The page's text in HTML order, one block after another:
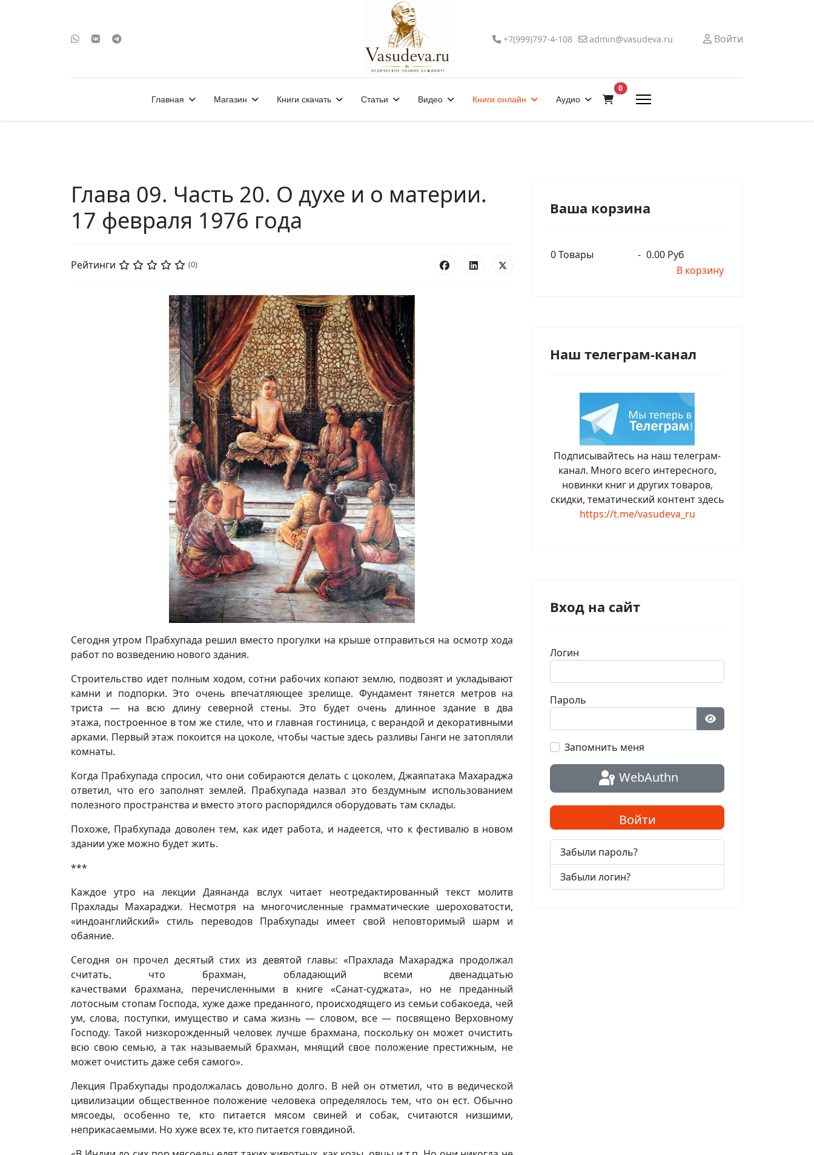
+7(999)797-4-108 admin@vasudeva.ru Войти
Главная Магазин Книги скачать Статьи Видео Книги онлайн Аудио
0В корзину
Глава 09. Часть 20. О духе и о материи.
17 февраля 1976 года
Рейтинги (0)
Сегодня утром Прабхупада решил вместо прогулки на крыше отправиться на осмотр хода
работ по возведению нового здания.
Строительство идет полным ходом, сотни рабочих копают землю, подвозят и укладывают
камни и подпорки. Это очень впечатляющее зрелище. Фундамент тянется метров на
триста — на всю длину северной стены. Это будет очень длинное здание в два
этажа, построенное в том же стиле, что и главная гостиница, с верандой и декоративными
арками. Первый этаж покоится на цоколе, чтобы частые здесь разливы Ганги не затопляли
комнаты.
Когда Прабхупада спросил, что они собираются делать с цоколем, Джаяпатака Махараджа
ответил, что его заполнят землей. Прабхупада назвал это бездумным использованием
полезного пространства и вместо этого распорядился оборудовать там склады.
Похоже, Прабхупада доволен тем, как идет работа, и надеется, что к фестивалю в новом
здании уже можно будет жить.
***
Каждое утро на лекции Даянанда вслух читает неотредактированный текст молитв
Прахлады Махараджи. Несмотря на многочисленные грамматические шероховатости,
«индоанглийский» стиль переводов Прабхупады имеет свой неповторимый шарм и
обаяние.
Сегодня он прочел десятый стих из девятой главы: «Прахлада Махараджа продолжал
считать, что брахман, обладающий всеми двенадцатью
качествами брахмана, перечисленными в книге «Санат-суджата», но не преданный
лотосным стопам Господа, хуже даже преданного, происходящего из семьи собакоеда, чей
ум, слова, поступки, имущество и сама жизнь — словом, все — посвящено Верховному
Господу. Такой низкорожденный человек лучше брахмана, поскольку он может очистить
всю свою семью, а так называемый брахман, мнящий свое положение престижным, не
может очистить даже себя самого».
Лекция Прабхупады продолжалась довольно долго. В ней он отметил, что в ведической
цивилизации общественное положение человека определялось тем, что он ест. Обычно
мясоеды, особенно те, кто питается мясом свиней и собак, считаются низшими,
неприкасаемыми. Но хуже всех те, кто питается говядиной.
Ваша корзина
0Товары - 0.00 Руб
В корзину
Наш телеграм-канал
Подписывайтесь на наш телеграм-
канал. Много всего интересного,
новинки книг и других товаров,
скидки, тематический контент здесь
https://t.me/vasudeva_ru
Вход на сайт
Логин
Пароль
Показать пароль
Запомнить меня
WebAuthn
Войти
Забыли пароль?
Забыли логин?